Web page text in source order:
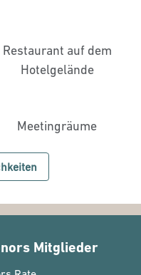
Restaurant auf dem
Hotelgelände
Meeting­räume
Mitglieder